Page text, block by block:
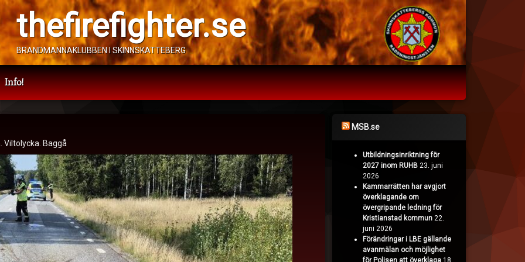
thefirefighter.se
BRANDMANNAKLUBBEN I SKINNSKATTEBERG
Info!
2024
Kategorier:
Viltolycka
Viltolycka. Baggå
MSB.se
Utbildningsinriktning för
2027 inom RUHB 23. juni
2026
Kammarrätten har avgjort
överklagande om
övergripande ledning för
Kristianstad kommun 22.
juni 2026
Förändringar i LBE gällande
avanmälan och möjlighet
för Polisen att överklaga 18.